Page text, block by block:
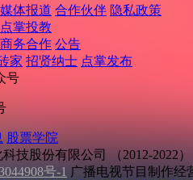
媒体报道 合作伙伴 隐私政策
点掌投教
商务合作 公告
家 招贤纳士 点掌发布
股票学院
科技股份有限公司 （2012-2022）
号-1 广播电视节目制作经